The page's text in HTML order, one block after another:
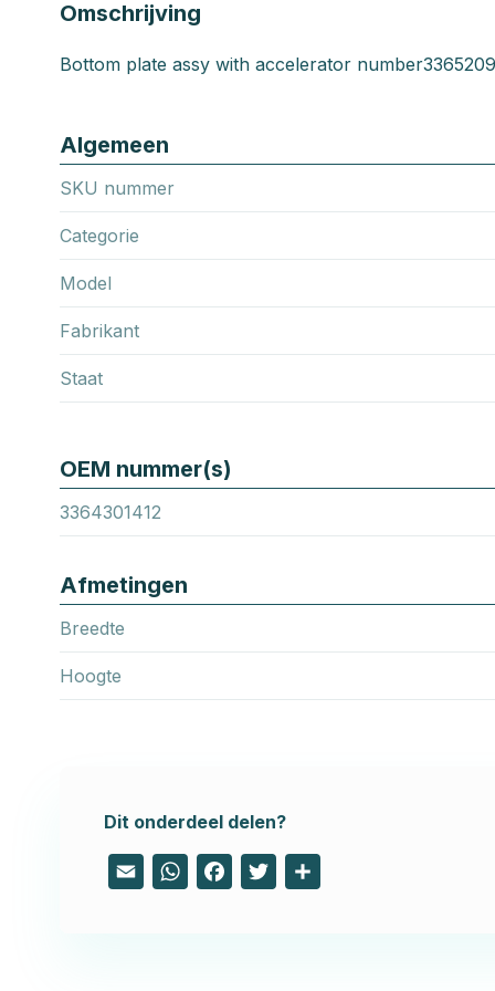
Omschrijving
Bottom plate assy with accelerator
Algemeen
SKU nummer
Categorie
Model
Fabrikant
Staat
OEM nummer(s)
3364301412
Afmetingen
Breedte
Hoogte
Dit onderdeel delen?
Email WhatsApp
FacebookTwitter